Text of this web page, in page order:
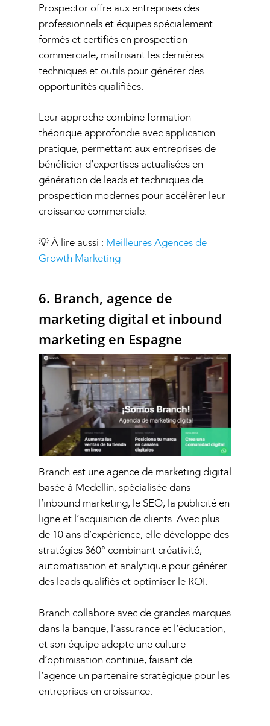
Prospector offre aux entreprises des
professionnels et équipes spécialement
formés et certifiés en prospection
commerciale, maîtrisant les dernières
techniques et outils pour générer des
opportunités qualifiées.
Leur approche combine formation
théorique approfondie avec application
pratique, permettant aux entreprises de
bénéficier d’expertises actualisées en
génération de leads et techniques de
prospection modernes pour accélérer leur
croissance commerciale.
💡 À lire aussi : Meilleures Agences de
Growth Marketing
6. Branch, agence de
marketing digital et inbound
marketing en Espagne
Branch est une agence de marketing digital
basée à Medellín, spécialisée dans
l’inbound marketing, le SEO, la publicité en
ligne et l’acquisition de clients. Avec plus
de 10 ans d’expérience, elle développe des
stratégies 360° combinant créativité,
automatisation et analytique pour générer
des leads qualifiés et optimiser le ROI.
Branch collabore avec de grandes marques
dans la banque, l’assurance et l’éducation,
et son équipe adopte une culture
d’optimisation continue, faisant de
l’agence un partenaire stratégique pour les
entreprises en croissance.
Notre Agence
Nos Services